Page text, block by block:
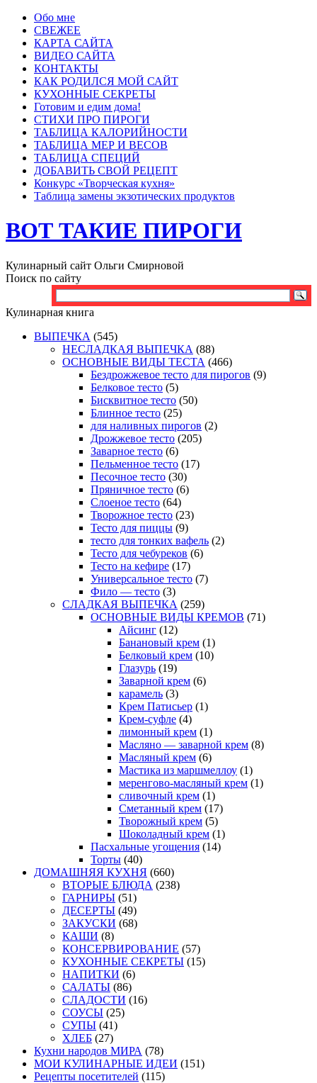
Обо мне
СВЕЖЕЕ
КАРТА САЙТА
ВИДЕО САЙТА
КОНТАКТЫ
КАК РОДИЛСЯ МОЙ САЙТ
КУХОННЫЕ СЕКРЕТЫ
Готовим и едим дома!
СТИХИ ПРО ПИРОГИ
ТАБЛИЦА КАЛОРИЙНОСТИ
ТАБЛИЦА МЕР И ВЕСОВ
ТАБЛИЦА СПЕЦИЙ
ДОБАВИТЬ СВОЙ РЕЦЕПТ
Конкурс «Творческая кухня»
Таблица замены экзотических продуктов
ВОТ ТАКИЕ ПИРОГИ
Кулинарный сайт Ольги Смирновой
Поиск по сайту
Кулинарная книга
ВЫПЕЧКА (545)
НЕСЛАДКАЯ ВЫПЕЧКА (88)
ОСНОВНЫЕ ВИДЫ ТЕСТА (466)
Бездрожжевое тесто для пирогов (9)
Белковое тесто (5)
Бисквитное тесто (50)
Блинное тесто (25)
для наливных пирогов (2)
Дрожжевое тесто (205)
Заварное тесто (6)
Пельменное тесто (17)
Песочное тесто (30)
Пряничное тесто (6)
Слоеное тесто (64)
Творожное тесто (23)
Тесто для пиццы (9)
тесто для тонких вафель (2)
Тесто для чебуреков (6)
Тесто на кефире (17)
Универсальное тесто (7)
Фило — тесто (3)
СЛАДКАЯ ВЫПЕЧКА (259)
ОСНОВНЫЕ ВИДЫ КРЕМОВ (71)
Айсинг (12)
Банановый крем (1)
Белковый крем (10)
Глазурь (19)
Заварной крем (6)
карамель (3)
Крем Патисьер (1)
Крем-суфле (4)
лимонный крем (1)
Масляно — заварной крем (8)
Масляный крем (6)
Мастика из маршмеллоу (1)
меренгово-масляный крем (1)
сливочный крем (1)
Сметанный крем (17)
Творожный крем (5)
Шоколадный крем (1)
Пасхальные угощения (14)
Торты (40)
ДОМАШНЯЯ КУХНЯ (660)
ВТОРЫЕ БЛЮДА (238)
ГАРНИРЫ (51)
ДЕСЕРТЫ (49)
ЗАКУСКИ (68)
КАШИ (8)
КОНСЕРВИРОВАНИЕ (57)
КУХОННЫЕ СЕКРЕТЫ (15)
НАПИТКИ (6)
САЛАТЫ (86)
СЛАДОСТИ (16)
СОУСЫ (25)
СУПЫ (41)
ХЛЕБ (27)
Кухни народов МИРА (78)
МОИ КУЛИНАРНЫЕ ИДЕИ (151)
Рецепты посетителей (115)